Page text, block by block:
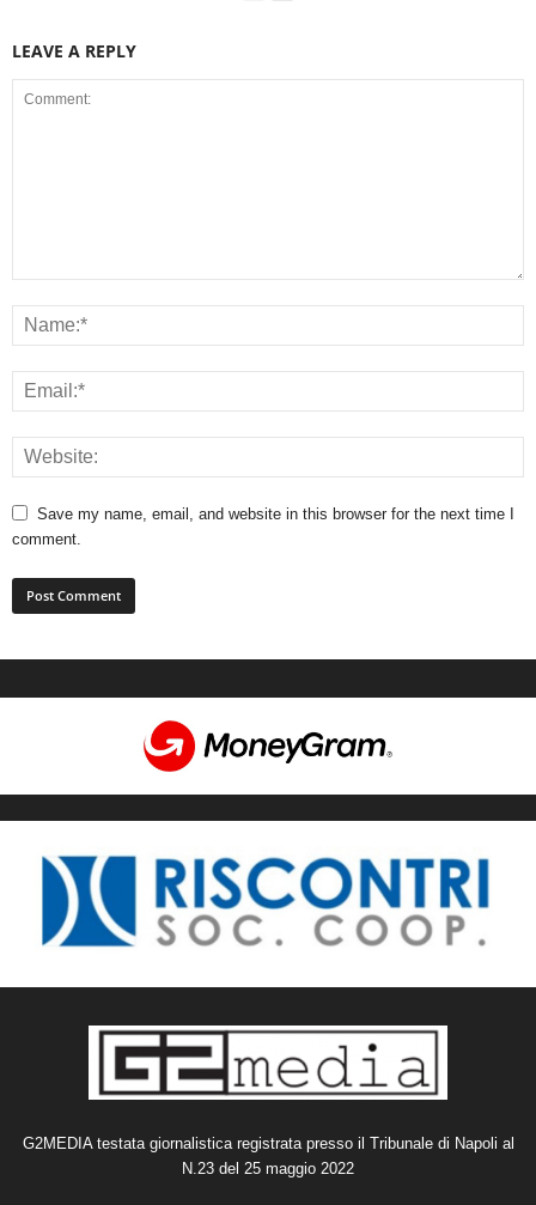
LEAVE A REPLY
Save my name, email, and website in this browser for the next time I
comment.
G2MEDIA testata giornalistica registrata presso il Tribunale di Napoli al
N.23 del 25 maggio 2022